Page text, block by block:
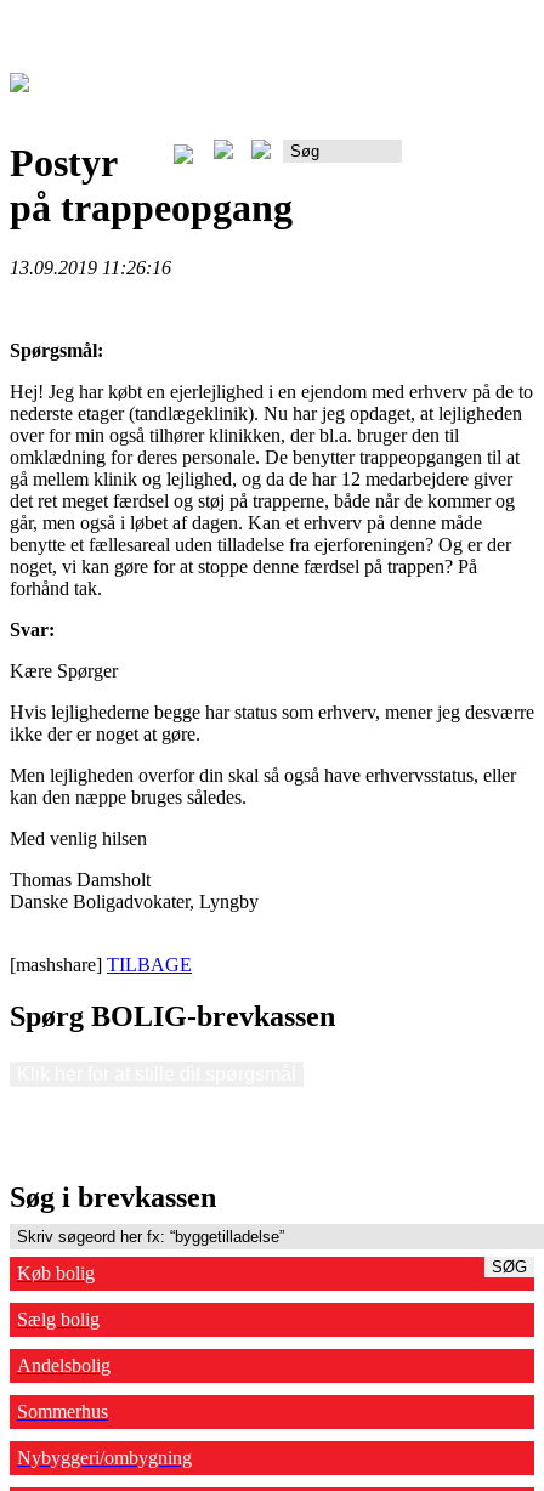
Postyr
på trappeopgang
13.09.2019 11:26:16
Spørgsmål:
Hej! Jeg har købt en ejerlejlighed i en ejendom med erhverv på de to
nederste etager (tandlægeklinik). Nu har jeg opdaget, at lejligheden
over for min også tilhører klinikken, der bl.a. bruger den til
omklædning for deres personale. De benytter trappeopgangen til at
gå mellem klinik og lejlighed, og da de har 12 medarbejdere giver
det ret meget færdsel og støj på trapperne, både når de kommer og
går, men også i løbet af dagen. Kan et erhverv på denne måde
benytte et fællesareal uden tilladelse fra ejerforeningen? Og er der
noget, vi kan gøre for at stoppe denne færdsel på trappen? På
forhånd tak.
Svar:
Kære Spørger
Hvis lejlighederne begge har status som erhverv, mener jeg desværre
ikke der er noget at gøre.
Men lejligheden overfor din skal så også have erhvervsstatus, eller
kan den næppe bruges således.
Med venlig hilsen
Thomas Damsholt
Danske Boligadvokater, Lyngby
[mashshare] TILBAGE
Spørg BOLIG-brevkassen
Søg i brevkassen
SØG
Køb bolig
Sælg bolig
Andelsbolig
Sommerhus
Nybyggeri/ombygning